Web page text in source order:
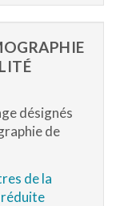
désignés
de
de la
réduite